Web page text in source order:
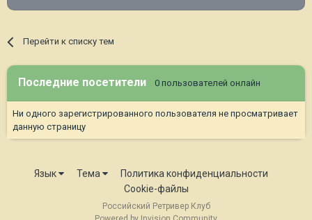
Перейти к списку тем
Последние посетители 0 пользователей онлайн
Ни одного зарегистрированного пользователя не просматривает
данную страницу
Язык Тема
Политика конфиденциальности
Cookie-файлы
Российский Ретривер Клуб